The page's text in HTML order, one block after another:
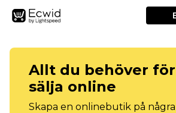
Allt du behöver
sälja online
Skapa en onlinebutik på